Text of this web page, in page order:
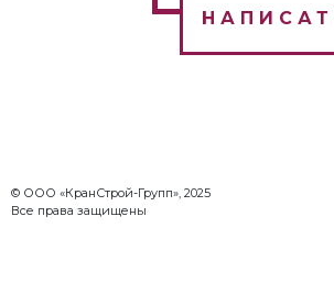
© ООО «КранСтрой-Групп», 2025
Все права защищены